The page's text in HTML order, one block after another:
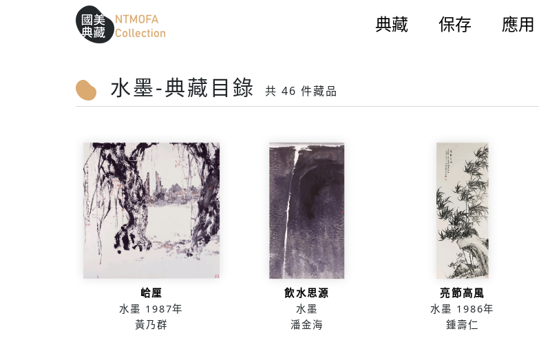
跳到中間主要內容區
網站導覽
::: 典藏 保存 應用
水墨-典藏目錄 共 46 件藏品
峆厘
水墨 1987年
黃乃群
飲水思源
水墨
潘金海
亮節高風
水墨 1986年
鍾壽仁